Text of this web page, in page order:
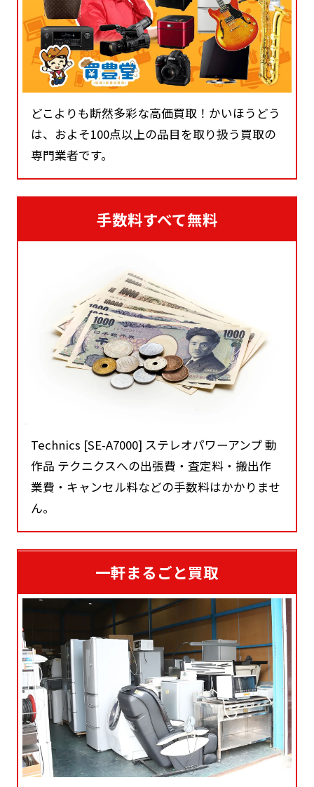
どこよりも断然多彩な高価買取！かいほうどう
は、およそ100点以上の品目を取り扱う買取の
専門業者です。
手数料すべて無料
Technics [SE-A7000] ステレオパワーアンプ 動
作品 テクニクスへの出張費・査定料・搬出作
業費・キャンセル料などの手数料はかかりませ
ん。
一軒まるごと買取